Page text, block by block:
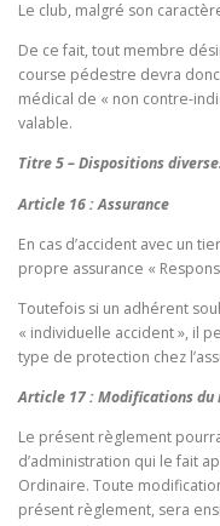
Le club, malgré son
De ce fait, tout membre
course pédestre devra
médical de « non contre-
valable.
Titre 5 – Dispositions
Article 16 : Assurance
En cas d’accident avec un
propre assurance «
Toutefois si un adhérent
« individuelle accident », il
type de protection chez
Article 17 : Modifications
Le présent règlement
d’administration qui le fait
Ordinaire. Toute
présent règlement, sera